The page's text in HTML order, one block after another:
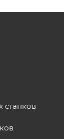
станков